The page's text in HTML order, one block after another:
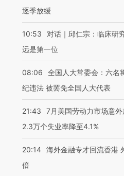
逐季放缓
10:53
对话｜邱仁宗：临床研
远是第一位
08:06
全国人大常委会：六名
纪违法 被罢免全国人大代表
21:43
7月美国劳动力市场意
2.3万个失业率降至4.1%
20:14 海外金融专才回流香港
倍